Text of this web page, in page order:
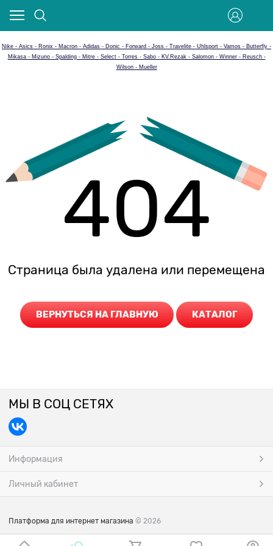
Nike - Asics - Ronix - Macron - Adidas - Donic - Forward - Joss - Travelite - Uhlsport - Vamos - Butterfly -
Mikasa - Mizuno - Spalding - Mitre - Select - Torres - Sabo - KV.Rezak - Salomon - Winner - Reusch -
Wilson - Mueller
404
Страница была удалена или перемещена
ВЕРНУТЬСЯ НА ГЛАВНУЮ КАТАЛОГ
МЫ В СОЦ СЕТЯХ
Информация
Личный кабинет
Платформа для интернет магазина © 2026